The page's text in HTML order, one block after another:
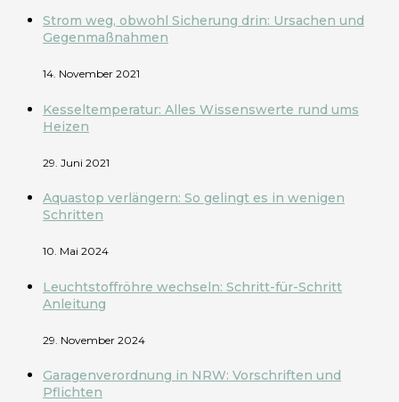
Strom weg, obwohl Sicherung drin: Ursachen und
Gegenmaßnahmen
14. November 2021
Kesseltemperatur: Alles Wissenswerte rund ums
Heizen
29. Juni 2021
Aquastop verlängern: So gelingt es in wenigen
Schritten
10. Mai 2024
Leuchtstoffröhre wechseln: Schritt-für-Schritt
Anleitung
29. November 2024
Garagenverordnung in NRW: Vorschriften und
Pflichten